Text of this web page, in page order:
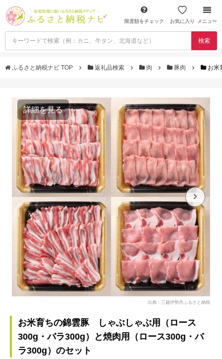
限度額をチェック お気に入り メニュー
検索
ふるさと納税ナビ TOP 返礼品検索 肉 豚肉 お米
詳細を見る
出典：三越伊勢丹ふるさと納税
お米育ちの錦雲豚 しゃぶしゃぶ用（ロース
300g・バラ300g）と焼肉用（ロース300g・バ
ラ300g）のセット